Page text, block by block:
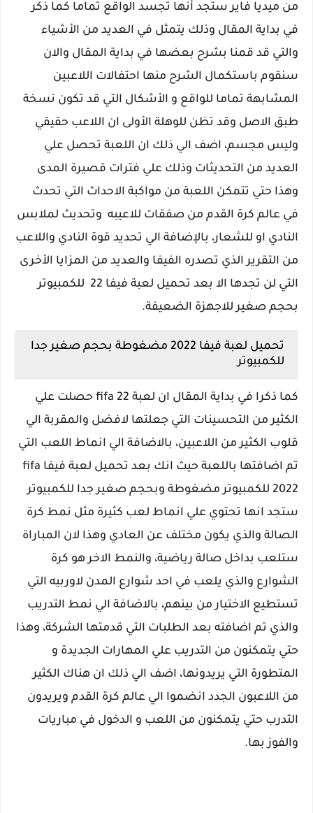
من ميديا فاير ستجد أنها تجسد الواقع تماما كما ذكر
في بداية المقال وذلك يتمثل في العديد من الأشياء
والتي قد قمنا بشرح بعضها في بداية المقال والان
سنقوم باستكمال الشرح منها احتفالات اللاعبين
المشابهة تماما للواقع و الأشكال التي قد تكون نسخة
طبق الاصل وقد تظن للوهلة الأولى ان اللاعب حقيقي
وليس مجسم، اضف الي ذلك ان اللعبة تحصل علي
العديد من التحديثات وذلك علي فترات قصيرة المدى
وهذا حتي تتمكن اللعبة من مواكبة الاحداث التي تحدث
في عالم كرة القدم من صفقات للاعيبه وتحديث لملابس
النادي او للشعار، بالإضافة الي تحديد قوة النادي واللاعب
من التقرير الذي تصدره الفيفا والعديد من المزايا الأخرى
التي لن تجدها الا بعد تحميل لعبة فيفا 22 للكمبيوتر
بحجم صغير للاجهزة الضعيفة.
تحميل لعبة فيفا 2022 مضغوطة بحجم صغير جدا
للكمبيوتر
كما ذكرا في بداية المقال ان لعبة fifa 22 حصلت علي
الكثير من التحسينات التي جعلتها لافضل والمقربة الي
قلوب الكثير من اللاعبين، بالاضافة الي انماط اللعب التي
تم اضافتها باللعبة حيث انك بعد تحميل لعبة فيفا fifa
2022 للكمبيوتر مضغوطة وبحجم صغير جدا للكمبيوتر
ستجد انها تحتوي علي انماط لعب كثيرة مثل نمط كرة
الصالة والذي يكون مختلف عن العادي وهذا لان المباراة
ستلعب بداخل صالة رياضية، والنمط الاخر هو كرة
الشوارع والذي يلعب في احد شوارع المدن لاوربيه التي
تستطيع الاختيار من بينهم، بالاضافة الي نمط التدريب
والذي تم اضافته بعد الطلبات التي قدمتها الشركة، وهذا
حتي يتمكنون من التدريب علي المهارات الجديدة و
المتطورة التي يريدونها، اضف الي ذلك ان هناك الكثير
من اللاعبون الجدد انضموا الي عالم كرة القدم ويريدون
التدرب حتي يتمكنون من اللعب و الدخول في مباريات
والفوز بها.